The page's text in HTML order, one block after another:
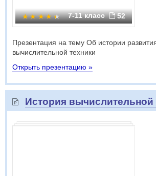
7-11 класс 52
Презентация на тему Об истории
вычислительной техники
Открыть презентацию »
История вычислительной